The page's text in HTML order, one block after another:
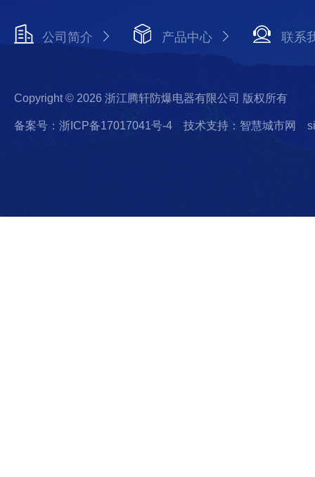
公司简介 产品中心 联系
Copyright © 2026 浙江腾轩防爆电器有限公司 版权所有
备案号：浙ICP备17017041号-4 技术支持：智慧城市网